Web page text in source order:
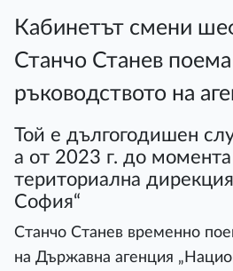
Кабинетът смени
Станчо Станев
ръководството на
Той е дългогодишен
а от 2023 г. до
териториална
София“
Станчо Станев временно
на Държавна агенция